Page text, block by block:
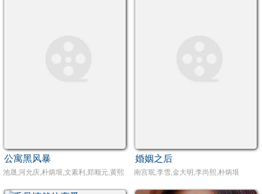
公寓黑风暴
池晟,河允庆,朴炳垠,文素利,郑顺元,黄熙,金泽
婚姻之后
南宫珉,李雪,金大明,李尚熙,朴炳垠